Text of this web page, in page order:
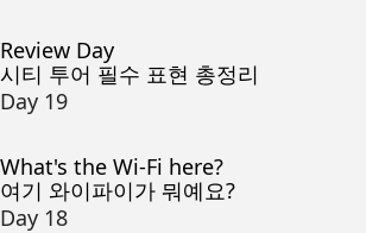
Review Day
시티 투어 필수 표현 총정리
Day 19
What's the Wi-Fi here?
여기 와이파이가 뭐예요?
Day 18